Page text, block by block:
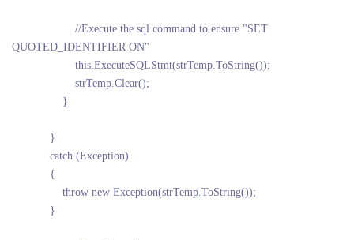
//Execute the sql command to ensure "SET
QUOTED_IDENTIFIER ON"
this.ExecuteSQLStmt(strTemp.ToString());
strTemp.Clear();
}
}
catch (Exception)
{
throw new Exception(strTemp.ToString());
}